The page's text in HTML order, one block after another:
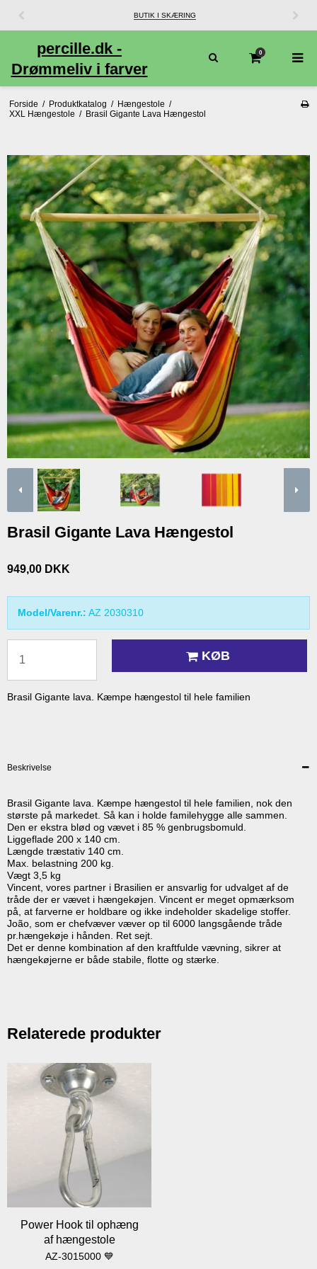
BUTIK I SKÆRING
percille.dk -
Drømmeliv i farver
0
Forside / Produktkatalog / Hængestole /
XXL Hængestole / Brasil Gigante Lava Hængestol
Brasil Gigante Lava Hængestol
949,00 DKK
Model/Varenr.: AZ 2030310
KØB
Brasil Gigante lava. Kæmpe hængestol til hele familien
Beskrivelse
Brasil Gigante lava. Kæmpe hængestol til hele familien, nok den
største på markedet. Så kan i holde familehygge alle sammen.
Den er ekstra blød og vævet i 85 % genbrugsbomuld.
Liggeflade 200 x 140 cm.
Længde træstativ 140 cm.
Max. belastning 200 kg.
Vægt 3,5 kg
Vincent, vores partner i Brasilien er ansvarlig for udvalget af de
tråde der er vævet i hængekøjen. Vincent er meget opmærksom
på, at farverne er holdbare og ikke indeholder skadelige stoffer.
João, som er chefvæver væver op til 6000 langsgående tråde
pr.hængekøje i hånden. Ret sejt.
Det er denne kombination af den kraftfulde vævning, sikrer at
hængekøjerne er både stabile, flotte og stærke.
Relaterede produkter
Power Hook til ophæng
af hængestole
AZ-3015000 💙